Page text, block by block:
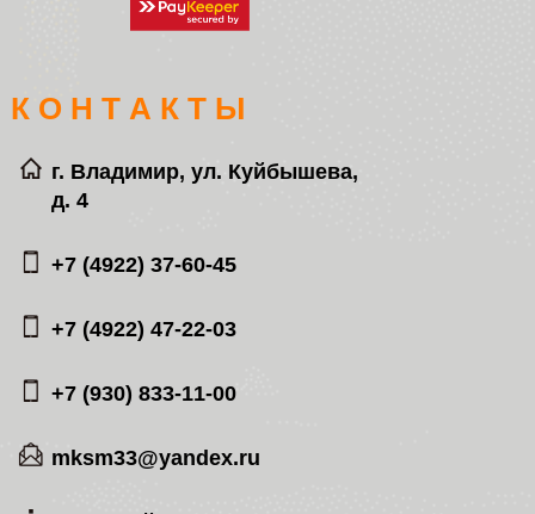
К О Н Т А К Т Ы
г. Владимир, ул. Куйбышева,
д. 4
+7 (4922) 37-60-45
+7 (4922) 47-22-03
+7 (930) 833-11-00
mksm33@yandex.ru